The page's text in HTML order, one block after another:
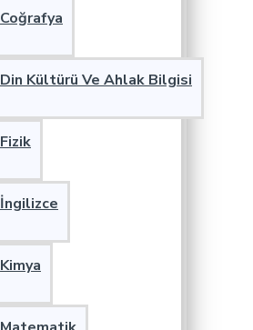
Coğrafya
Din Kültürü Ve Ahlak Bilgisi
Fizik
İngilizce
Kimya